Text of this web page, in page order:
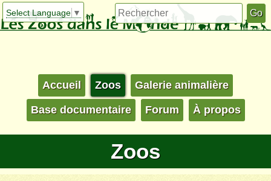
Select Language ▼
Accueil Zoos Galerie animalière
Base documentaire Forum À propos
Zoos